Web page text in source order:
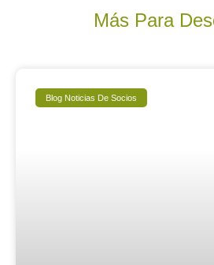
Más Para
Blog Noticias De Socios